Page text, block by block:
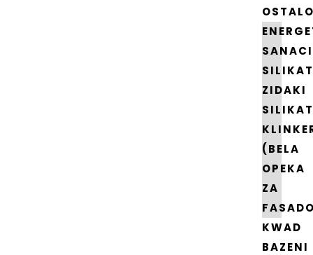
ZIDAKI
(BELA
OPEKA
ZA
KWAD
BAZENI